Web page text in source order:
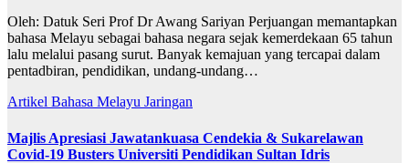
Oleh: Datuk Seri Prof Dr Awang Sariyan Perjuangan memantapkan
bahasa Melayu sebagai bahasa negara sejak kemerdekaan 65 tahun
lalu melalui pasang surut. Banyak kemajuan yang tercapai dalam
pentadbiran, pendidikan, undang-undang…
Artikel Bahasa Melayu Jaringan
Majlis Apresiasi Jawatankuasa Cendekia & Sukarelawan
Covid-19 Busters Universiti Pendidikan Sultan Idris